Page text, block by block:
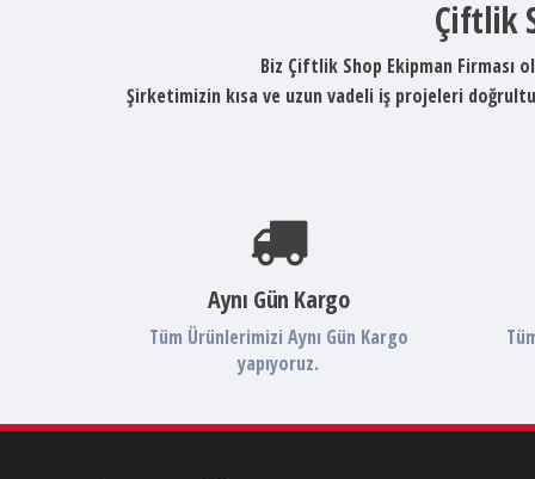
Çiftlik
Biz Çiftlik Shop Ekipman Firması
Şirketimizin kısa ve uzun vadeli iş projeleri
Aynı Gün Kargo
Tüm Ürünlerimizi Aynı Gün Kargo
yapıyoruz.